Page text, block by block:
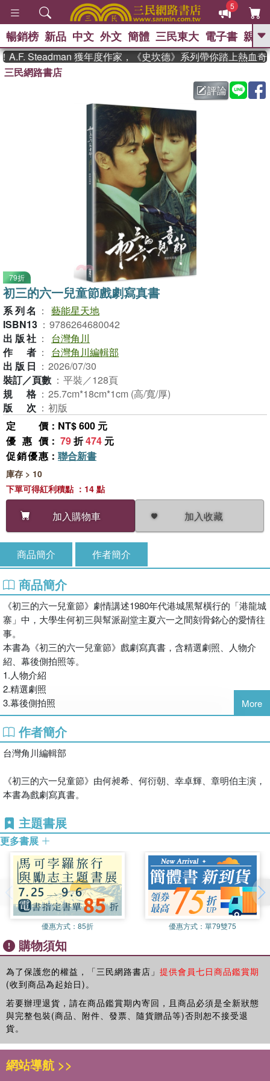
5
GO
父親節 、 如果歷
暑期推薦 、 國際布克
獎 臺灣漫遊錄 、 方念華
登輝時代
、 數學女孩：黎曼猜想
偉大的迷走神經
暢銷榜 新品 中文 外文 簡體 三民東大 電子書 親子
Steadman 獲年度作家，《史坎德》系列帶你踏上熱血奇
三民網路書店
評論
79折
初三的六一兒童節戲劇寫真書
系列名 ： 藝能星天地
ISBN13 ： 9786264680042
出版社 ：
台灣角川
作者 ：
台灣角川編輯部
出版日 ： 2026/07/30
裝訂／頁數 ： 平裝／128頁
規格 ： 25.7cm*18cm*1cm (高/寬/厚)
版次 ： 初版
定價 ：NT$ 600 元
優惠價 ： 79折474 元
促銷優惠 ： 聯合新書
加入購物車 加入收藏
庫存 > 10
下單可得紅利積點 ：14 點
商品簡介 作者簡介
商品簡介
《初三的六一兒童節》劇情講述1980年代港城黑幫橫行的「港龍城
寨」中，大學生何初三與幫派副堂主夏六一之間刻骨銘心的愛情往
事。
本書為《初三的六一兒童節》戲劇寫真書，含精選劇照、人物介
紹、幕後側拍照等。
1.人物介紹
2.精選劇照
3.幕後側拍照
港風黑幫耽美劇 大學生與幫派副堂主的愛情往事
何昶希、何衍朝主演 大開本珍藏版戲劇寫真
生何初三，原本只想奮力讀書、離開這片泥淖，卻因黑幫的計畫，
被副堂主夏六一強行拉入局中。隨著陰謀與權力暗潮洶湧，兩人從
溫柔的黑道紅棍，在這座城寨裡，他們在黑白邊緣相愛，能否為對
方殺出一條生路？本劇改編自蛇蠍點點作品，何昶希、何衍朝、幸
卓輝、章明伯等人參與演出。
★收錄精選劇照。
★幕後側拍照。
★首刷附贈A3印簽海報1張（尺寸約29.7×42cm，含藝人印刷簽
名，折疊投入，兩款隨機）首刷贈完即無贈品
More
作者簡介
台灣角川編輯部
《初三的六一兒童節》由何昶希、何衍朝、幸卓輝、章明伯主演，
本書為戲劇寫真書。
主題書展
更多書展
優惠方式： 85折 優惠方式： 單79雙75
購物須知
為了保護您的權益，「三民網路書店」 提供會員七日商品鑑賞期
(收到商品為起始日)。
若要辦理退貨，請在商品鑑賞期內寄回，且商品必須是全新狀態
與完整包裝(商品、附件、發票、隨貨贈品等)否則恕不接受退
貨。
網站導航 >>